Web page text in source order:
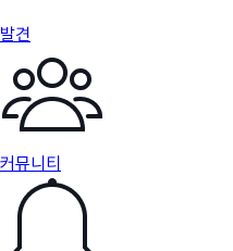
발견
커뮤니티